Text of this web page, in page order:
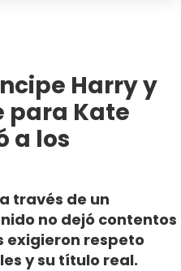
Harry y
para Kate
a los
través de un
no dejó contentos
exigieron respeto
y su título real.